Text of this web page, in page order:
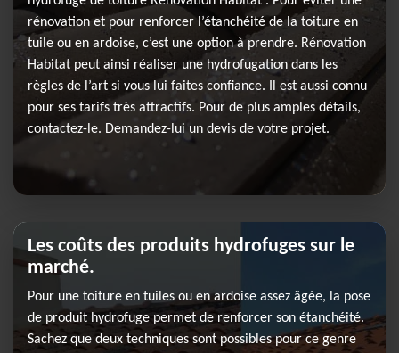
rénovation et pour renforcer l’étanchéité de la toiture en
tuile ou en ardoise, c’est une option à prendre. Rénovation
Habitat peut ainsi réaliser une hydrofugation dans les
règles de l’art si vous lui faites confiance. Il est aussi connu
pour ses tarifs très attractifs. Pour de plus amples détails,
contactez-le. Demandez-lui un devis de votre projet.
Les coûts des produits hydrofuges sur le
marché.
Pour une toiture en tuiles ou en ardoise assez âgée, la pose
de produit hydrofuge permet de renforcer son étanchéité.
Sachez que deux techniques sont possibles pour ce genre